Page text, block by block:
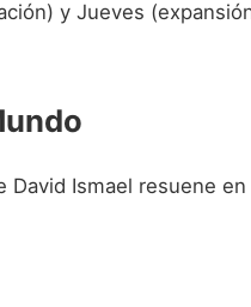
y Jueves
Ismael resuene en